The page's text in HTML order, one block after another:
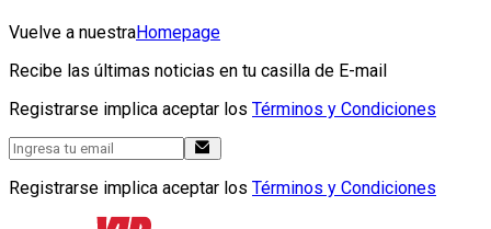
Vuelve a nuestraHomepage
Recibe las últimas noticias en tu casilla de E-mail
Registrarse implica aceptar los Términos y Condiciones
Registrarse implica aceptar los Términos y Condiciones